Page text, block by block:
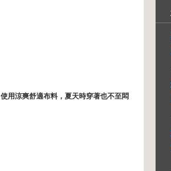
使用涼爽舒適布料，夏天時穿著也不至悶